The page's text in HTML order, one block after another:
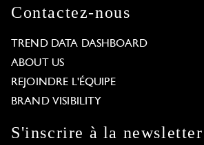
Contactez-nous
TREND DATA DASHBOARD
ABOUT US
REJOINDRE L'ÉQUIPE
BRAND VISIBILITY
S'inscrire à la newsletter